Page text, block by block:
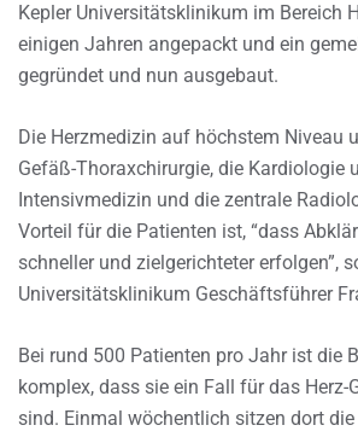
Kepler Universitätsklinikum im Bereich
einigen Jahren angepackt und ein
gegründet und nun ausgebaut.
Die Herzmedizin auf höchstem Niveau
Gefäß-Thoraxchirurgie, die Kardiologie
Intensivmedizin und die zentrale
Vorteil für die Patienten ist, “dass
schneller und zielgerichteter erfolgen”,
Universitätsklinikum Geschäftsführer
Bei rund 500 Patienten pro Jahr ist die
komplex, dass sie ein Fall für das Herz-
sind. Einmal wöchentlich sitzen dort